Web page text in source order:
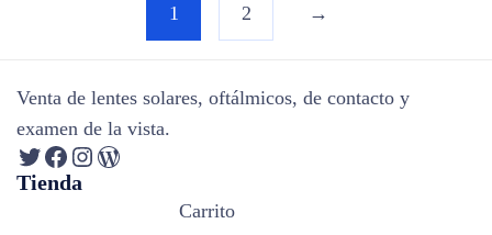
1 2 →
Venta de lentes solares, oftálmicos, de contacto y
examen de la vista.
Tienda
Carrito